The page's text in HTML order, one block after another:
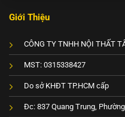
Giới Thiệu
CÔNG TY TNHH NỘI THẤT
MST: 0315338427
Do sở KHĐT TP.HCM cấp
Đc: 837 Quang Trung,